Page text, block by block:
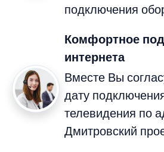
подключения
Комфортное
интернета
Вместе Вы
дату
телевидения по
Дмитровский